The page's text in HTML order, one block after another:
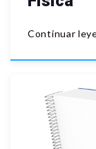
Continuar